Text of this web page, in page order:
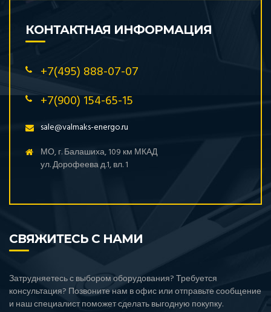
КОНТАКТНАЯ ИНФОРМАЦИЯ
+7(495) 888-07-07
+7(900) 154-65-15
sale@valmaks-energo.ru
МО, г. Балашиха, 109 км МКАД
ул. Дорофеева д.1, вл. 1
СВЯЖИТЕСЬ С НАМИ
Затрудняетесь с выбором оборудования? Требуется
консультация? Позвоните нам в офис или отправьте сообщение
и наш специалист поможет сделать выгодную покупку.